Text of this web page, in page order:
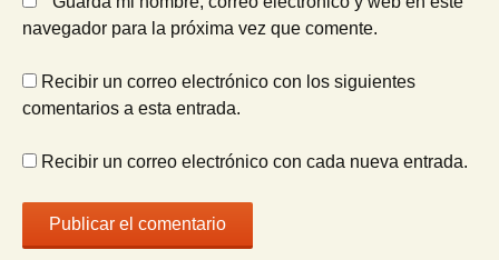
navegador para la próxima vez que comente.
Recibir un correo electrónico con los siguientes
comentarios a esta entrada.
Recibir un correo electrónico con cada nueva entrada.